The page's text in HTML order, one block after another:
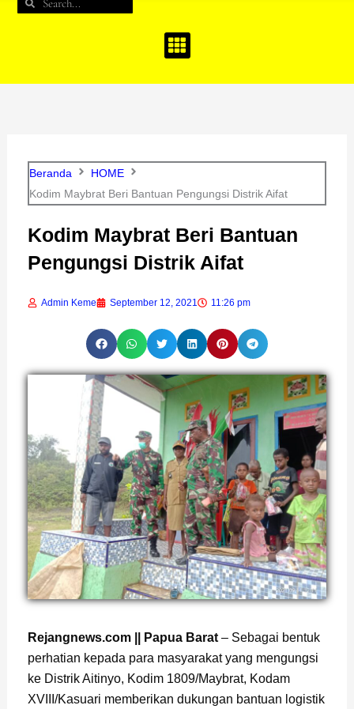
Beranda
HOME
Kodim Maybrat Beri Bantuan Pengungsi Distrik Aifat
Kodim Maybrat Beri Bantuan
Pengungsi Distrik Aifat
Admin Keme September 12, 2021 11:26 pm
Rejangnews.com || Papua Barat– Sebagai bentuk
perhatian kepada para masyarakat yang mengungsi
ke Distrik Aitinyo, Kodim 1809/Maybrat, Kodam
XVIII/Kasuari memberikan dukungan bantuan logistik
Page
, Page